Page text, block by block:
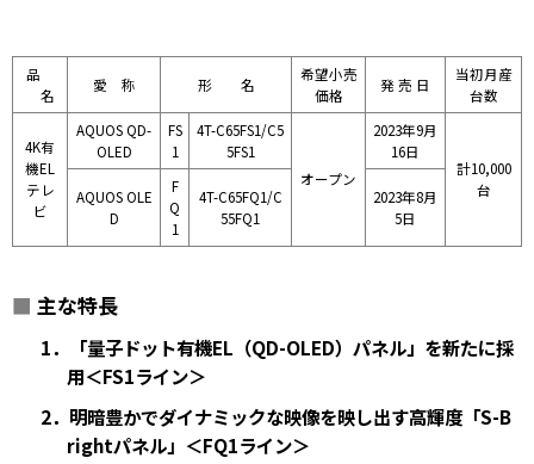
品
名
愛 称 形 名
希望小売
価格
発 売 日
当初月産
台数
4K有
機EL
テレ
ビ
AQUOS QD-
OLED
FS
1
4T-C65FS1/C5
5FS1
オープン
2023年9月
16日
計10,000
台
AQUOS OLE
D
F
Q
1
4T-C65FQ1/C
55FQ1
2023年8月
5日
■ 主な特長
1．「量子ドット有機EL（QD-OLED）パネル」を新たに採
用＜FS1ライン＞
2．明暗豊かでダイナミックな映像を映し出す高輝度「S-B
rightパネル」＜FQ1ライン＞